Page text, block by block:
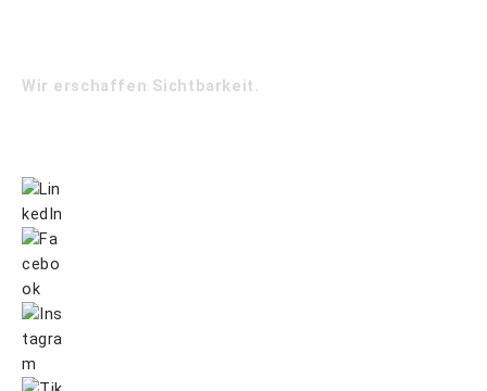
Wir erschaffen Sichtbarkeit.